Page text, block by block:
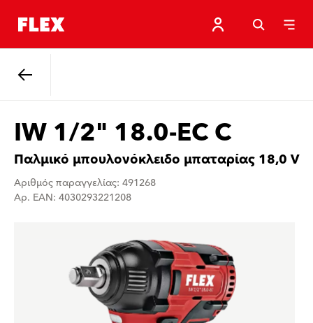
IW 1/2" 18.0-EC C
Παλμικό μπουλονόκλειδο μπαταρίας 18,0 V
Αριθμός παραγγελίας: 491268
Αρ. EAN: 4030293221208